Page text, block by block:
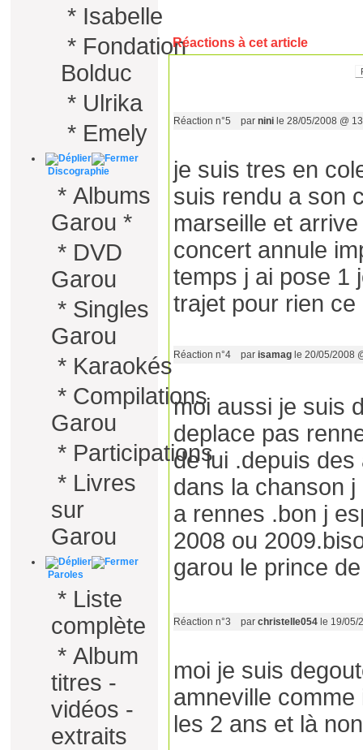
* Isabelle
* Fondation
Bolduc
* Ulrika
* Emely
Discographie
* Albums
Garou *
* DVD
Garou
* Singles
Garou
* Karaokés
* Compilations
Garou
* Participations
* Livres
sur
Garou
Paroles
* Liste
complète
* Album
titres -
vidéos -
extraits
Réactions à cet article
Réaction n°5 par nini le 28/05/2008 @
je suis tres en
suis rendu a son
marseille et
concert annule
temps j ai pose 1
trajet pour rien
Réaction n°4 par isamag le 20/05/2008
moi aussi je suis
deplace pas
de lui .depuis
dans la chanson
a rennes .bon j
2008 ou
garou le prince
Réaction n°3 par christelle054 le 19/05/
moi je suis
amneville
les 2 ans et là